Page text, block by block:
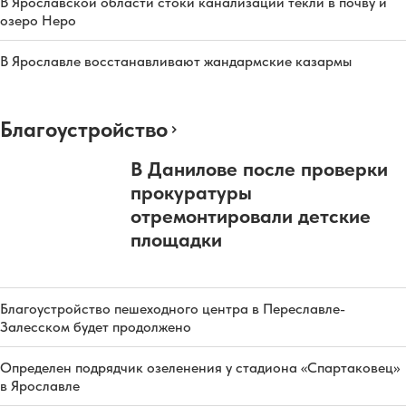
озеро Неро
В Ярославле восстанавливают жандармские казармы
Благоустройство
В Данилове после проверки
прокуратуры
отремонтировали детские
площадки
Благоустройство пешеходного центра в Переславле-
Залесском будет продолжено
Определен подрядчик озеленения у стадиона «Спартаковец»
в Ярославле